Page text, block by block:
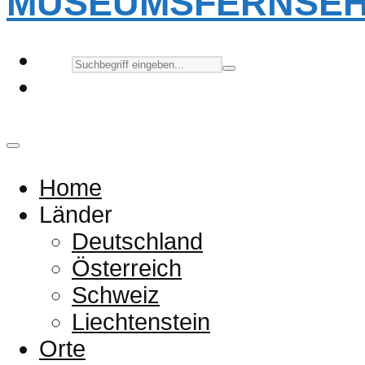
Home
Länder
Deutschland
Österreich
Schweiz
Liechtenstein
Orte